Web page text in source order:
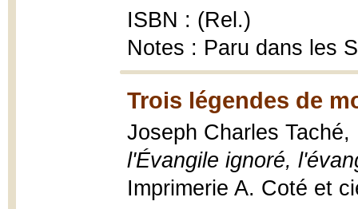
ISBN : (Rel.)
Notes : Paru dans les
Trois légendes de
Joseph Charles Taché,
l'Évangile ignoré,
Imprimerie A. Coté et